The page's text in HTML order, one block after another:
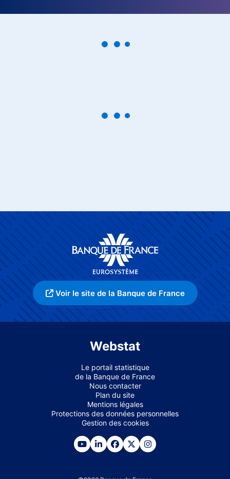
Voir le site de la Banque de France
Webstat
Le portail statistique
de la Banque de France
Nous contacter
Plan du site
Mentions légales
Protections des données personnelles
Gestion des cookies